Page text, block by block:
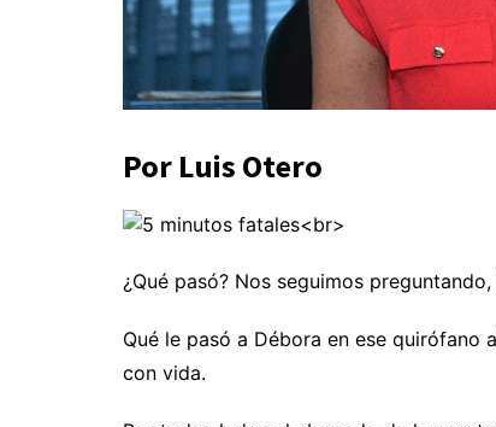
Por Luis Otero
¿Qué pasó? Nos seguimos
Qué le pasó a Débora en ese
con vida.